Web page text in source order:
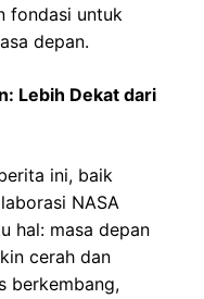
fondasi untuk
depan.
Lebih Dekat dari
ini, baik
NASA
hal: masa depan
cerah dan
berkembang,